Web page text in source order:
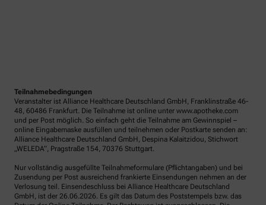
Teilnahmebedingungen
Veranstalter ist Alliance Healthcare Deutschland GmbH, Franklinstraße 46-
48, 60486 Frankfurt. Die Teilnahme ist online unter www.apotheke.com
und per Post möglich. So einfach geht die Teilnahme am Gewinnspiel –
online Eingabemaske ausfüllen und teilnehmen oder Postkarte senden an:
Alliance Healthcare Deutschland GmbH, Despina Kalaitzidou, Stichwort
„WELEDA“, Pragstraße 154, 70376 Stuttgart.
Nur vollständig ausgefüllte Teilnahmeformulare (Pflichtangaben) und bei
Zusendung per Post ausreichend frankierte Einsendungen nehmen an der
Verlosung teil. Einsendeschluss bei Alliance Healthcare Deutschland
GmbH, ist der 26.06.2026. Es gilt das Datum des Poststempels bzw. das